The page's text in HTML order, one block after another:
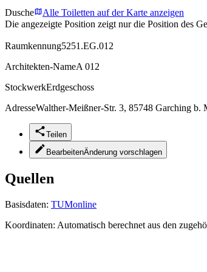
Dusche
Alle Toiletten auf der Karte anzeigen
Die angezeigte Position zeigt nur die Position des
Raumkennung5251.EG.012
Architekten-NameA 012
StockwerkErdgeschoss
AdresseWalther-Meißner-Str. 3, 85748 Garching b.
Teilen
BearbeitenÄnderung vorschlagen
Quellen
Basisdaten: TUMonline
Koordinaten: Automatisch berechnet aus den